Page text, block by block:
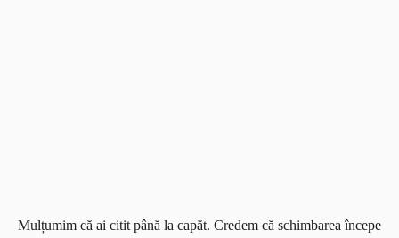
Mulțumim că ai citit până la capăt. Credem că schimbarea începe